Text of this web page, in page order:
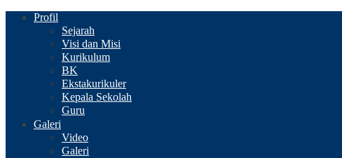
Profil
Sejarah
Visi dan Misi
Kurikulum
BK
Ekstakurikuler
Kepala Sekolah
Guru
Galeri
Video
Galeri